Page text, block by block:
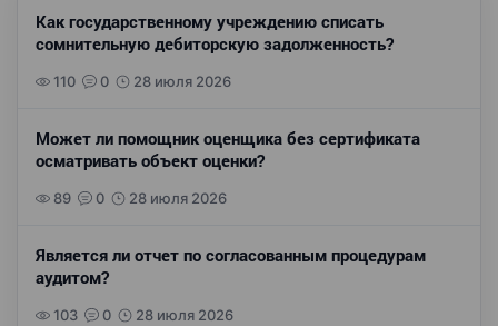
Как государственному учреждению списать
сомнительную дебиторскую задолженность?
110 0 28 июля 2026
Может ли помощник оценщика без сертификата
осматривать объект оценки?
89 0 28 июля 2026
Является ли отчет по согласованным процедурам
аудитом?
103 0 28 июля 2026